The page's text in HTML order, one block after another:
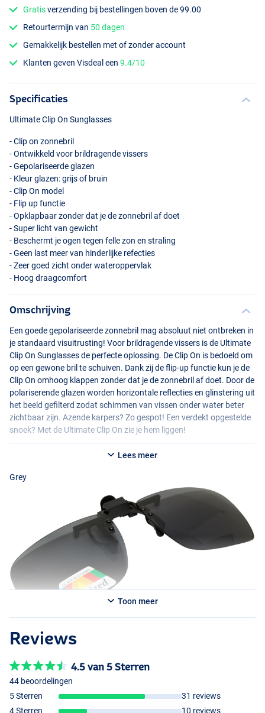
Brown
Gratisverzending bij bestellingen boven de 99.00
Retourtermijn van 50 dagen
Gemakkelijk bestellen met of zonder account
Klanten geven Visdeal een9.4/10
Specificaties
Ultimate Clip On Sunglasses
- Clip on zonnebril
- Ontwikkeld voor brildragende vissers
- Gepolariseerde glazen
- Kleur glazen: grijs of bruin
- Clip On model
- Flip up functie
- Opklapbaar zonder dat je de zonnebril af doet
- Super licht van gewicht
- Beschermt je ogen tegen felle zon en straling
- Geen last meer van hinderlijke refecties
- Zeer goed zicht onder wateroppervlak
- Hoog draagcomfort
Omschrijving
Een goede gepolariseerde zonnebril mag absoluut niet ontbreken in
je standaard visuitrusting! Voor brildragende vissers is de Ultimate
Clip On Sunglasses de perfecte oplossing. De Clip On is bedoeld om
op een gewone bril te schuiven. Dank zij de flip-up functie kun je de
Clip On omhoog klappen zonder dat je de zonnebril af doet. Door de
polariserende glazen worden horizontale reflecties en glinstering uit
het beeld gefilterd zodat schimmen van vissen onder water beter
zichtbaar zijn. Azende karpers? Zo gespot! Een verdekt opgestelde
snoek? Met de Ultimate Clip On zie je hem liggen!
Lees meer
Grey
Grey
Toon meer
Reviews
4.5 van 5 Sterren
44 beoordelingen
5 Sterren
31 reviews
4 Sterren
10 reviews